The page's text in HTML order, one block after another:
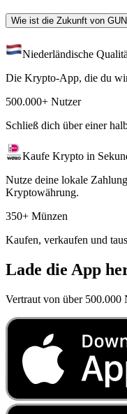
Wie ist die Zukunft von
Niederländische
Die Krypto-App, die du
500.000+ Nutzer
Schließ dich über einer
Kaufe Krypto in
Nutze deine lokale
Kryptowährung.
350+ Münzen
Kaufen, verkaufen und
Lade die App
Vertraut von über 500.000